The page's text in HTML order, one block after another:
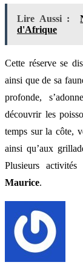
Lire Aussi :
d'Afrique
Cette réserve se
ainsi que de sa
profonde,
découvrir les
temps sur la côte,
ainsi qu’aux
Plusieurs
Maurice.